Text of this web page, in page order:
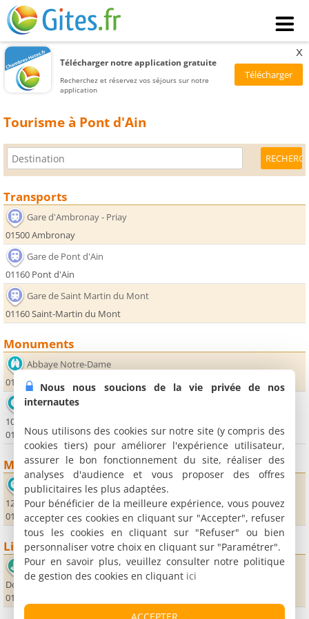
Télécharger notre application gratuite
Recherchez et réservez vos séjours sur notre
application
x
Tourisme à Pont d'Ain
Transports
Gare d'Ambronay - Priay
01500 Ambronay
Gare de Pont d'Ain
01160 Pont d'Ain
Gare de Saint Martin du Mont
01160 Saint-Martin du Mont
Monuments
Abbaye Notre-Dame
01500 Ambronay
Office de Tourisme du Pays du Cerdon Vallée de l'Ain
10, place Bichat
01450 Poncin
Musées
Soieries Bonnet
12 côte Levet
01640 Jujurieux
Lieux sportifs
Golf de la Sorelle
Domaine de Gravagneux
01320 Villette-sur-Ain
Nous nous soucions de la vie privée de nos
internautes
Nous utilisons des cookies sur notre site (y compris des
cookies tiers) pour améliorer l'expérience utilisateur,
assurer le bon fonctionnement du site, réaliser des
analyses d'audience et vous proposer des offres
publicitaires les plus adaptées.
Pour bénéficier de la meilleure expérience, vous pouvez
accepter ces cookies en cliquant sur "Accepter", refuser
tous les cookies en cliquant sur "Refuser" ou bien
personnaliser votre choix en cliquant sur "Paramétrer".
Pour en savoir plus, veuillez consulter notre politique
de gestion des cookies en cliquant ici